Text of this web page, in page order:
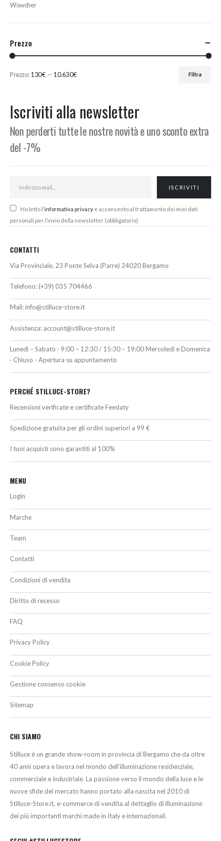
Wowcher
Prezzo
Filtra
Prezzo:130€— 10.630€
Iscriviti alla newsletter
Non perderti tutte le nostre novità e uno sconto extra
del -7%
Ho letto l'informativa privacy e acconsento al trattamento dei miei dati
personali per l’invio della newsletter (obbligatorio)
CONTATTI
Via Provinciale, 23 Ponte Selva (Parre) 24020 Bergamo
Telefono: (+39) 035 704466
Mail:info@stilluce-store.it
Assistenza: account@stilluce-store.it
Lunedì – Sabato · 9:00 – 12:30 / 15:30 – 19:00 Mercoledì e Domenica
· Chiuso - Apertura su appuntamento
PERCHÉ STILLUCE-STORE?
Recensioni verificate e certificate Feedaty
Spedizione gratuita per gli ordini superiori a 99 €
I tuoi acquisti sono garantiti al 100%
MENU
Login
Marche
Team
Contatti
Condizioni di vendita
Diritto di recesso
FAQ
Privacy Policy
Cookie Policy
Gestione consenso cookie
Sitemap
CHI SIAMO
Stilluce è un grande show-room in provincia di Bergamo che da oltre
40 anni opera e lavora nel mondo dell’illuminazione residenziale,
commerciale e industriale. La passione verso il mondo della luce e le
nuove sfide del mercato hanno portato alla nascita nel 2010 di
Stilluce-Store.it, e-commerce di vendita al dettaglio di illuminazione
dei più importanti marchi made in Italy e internazionali.